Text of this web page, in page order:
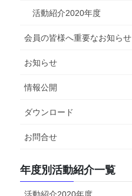
活動紹介2020年度
会員の皆様へ重要なお知らせ
お知らせ
情報公開
ダウンロード
お問合せ
年度別活動紹介一覧